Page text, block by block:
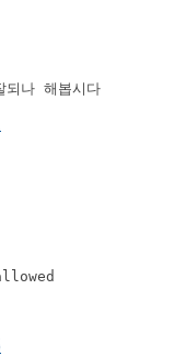
나 해봅시다